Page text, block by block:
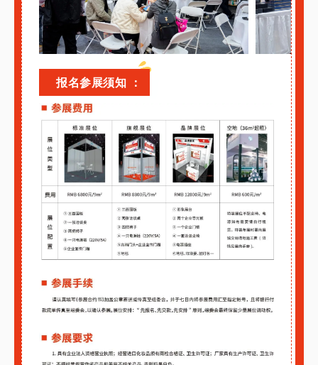
报名参展须知 ：